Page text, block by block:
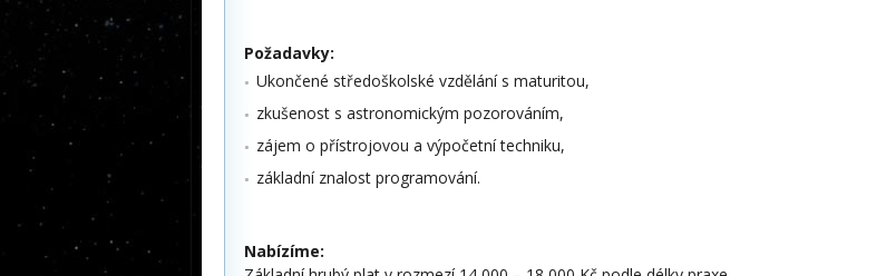
Požadavky:
Ukončené středoškolské vzdělání s maturitou,
zkušenost s astronomickým pozorováním,
zájem o přístrojovou a výpočetní techniku,
základní znalost programování.
Nabízíme: